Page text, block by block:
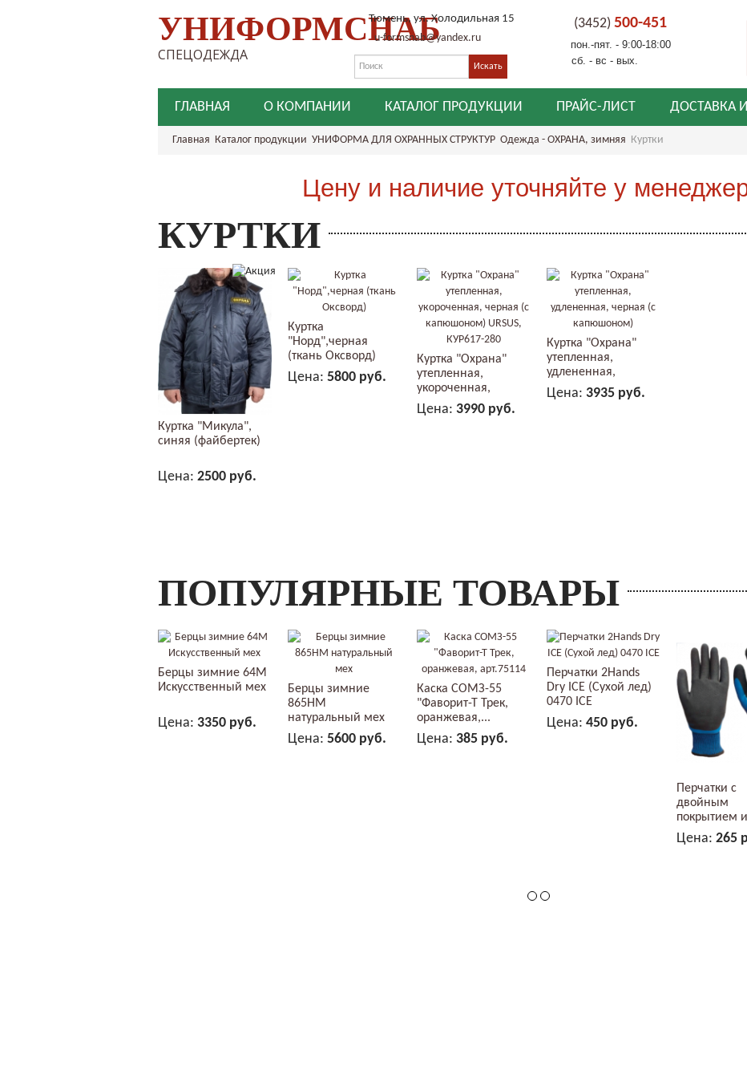
УНИФОРМСНАБ
СПЕЦОДЕЖДА
Тюмень, ул. Холодильная 15
u-formsnab@yandex.ru
(3452) 500-451
пон.-пят. - 9:00-18:00
сб. - вс - вых.
ГЛАВНАЯ О КОМПАНИИ КАТАЛОГ ПРОДУКЦИИ ПРАЙС-ЛИСТ ДОСТАВКА
Главная Каталог продукции УНИФОРМА ДЛЯ ОХРАННЫХ СТРУКТУР Одежда - ОХРАНА, зимняя Куртки
Цену и наличие уточняйте у
КУРТКИ
Куртка "Микула",
синяя (файбертек)
Цена: 2500 руб.
Куртка
"Норд",черная
(ткань Оксворд)
Цена: 5800 руб.
Куртка "Охрана"
утепленная,
укороченная,
черная...
Цена:3990 руб.
Куртка "Охрана"
утепленная,
удлененная,
черная...
Цена: 3935 руб.
ПОПУЛЯРНЫЕ ТОВАРЫ
Берцы зимние 64М
Искусственный мех
Цена: 3350 руб.
Берцы зимние
865НМ
натуральный мех
Цена: 5600 руб.
Каска СОМЗ-55
"Фаворит-Т Трек,
оранжевая,...
Цена:385 руб.
Перчатки 2Hands
Dry ICE (Сухой лед)
0470 ICE
Цена: 450 руб.
Перчатки с
двойным
покрытием
нитрила
Цена: 265